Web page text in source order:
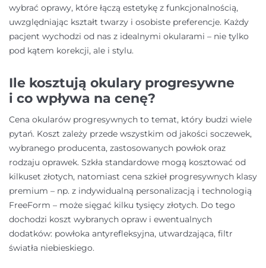
wybrać oprawy, które łączą estetykę z funkcjonalnością,
uwzględniając kształt twarzy i osobiste preferencje. Każdy
pacjent wychodzi od nas z idealnymi okularami – nie tylko
pod kątem korekcji, ale i stylu.
Ile kosztują okulary progresywne
i co wpływa na cenę?
Cena okularów progresywnych to temat, który budzi wiele
pytań. Koszt zależy przede wszystkim od jakości soczewek,
wybranego producenta, zastosowanych powłok oraz
rodzaju oprawek. Szkła standardowe mogą kosztować od
kilkuset złotych, natomiast cena szkieł progresywnych klasy
premium – np. z indywidualną personalizacją i technologią
FreeForm – może sięgać kilku tysięcy złotych. Do tego
dochodzi koszt wybranych opraw i ewentualnych
dodatków: powłoka antyrefleksyjna, utwardzająca, filtr
światła niebieskiego.